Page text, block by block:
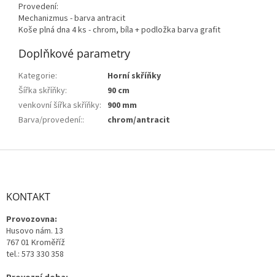
Provedení:
Mechanizmus - barva antracit
Koše plná dna 4 ks - chrom, bíla + podložka barva grafit
Doplňkové parametry
Kategorie:
Horní skříňky
Šířka skříňky:
90 cm
venkovní šířka skříňky: 900 mm
Barva/provedení:: chrom/antracit
Z
KONTAKT
Provozovna:
Husovo nám. 13
767 01 Kroměříž
tel.: 573 330 358